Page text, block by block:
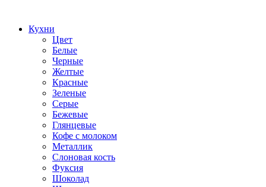
Кухни
Цвет
Белые
Черные
Желтые
Красные
Зеленые
Серые
Бежевые
Глянцевые
Кофе с молоком
Металлик
Слоновая кость
Фуксия
Шоколад